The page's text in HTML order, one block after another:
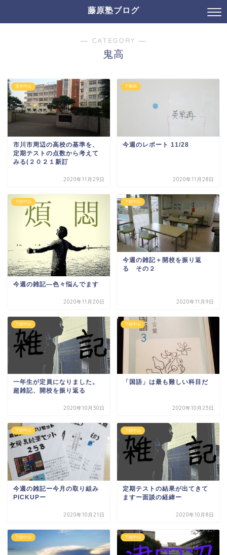
藤原塾ブログ
― CATEGORY ―
鬼高
原木中山
市川市周辺の高校の基準を、
定期テストの点数から考えて
みる(２０２１新訂
2020年11月29日
千葉県
今週のレポート 11/28
2020年11月28日
下総中山
今週の雑記—色々悩んでます
2020年11月20日
下総中山
今週の雑記＋開校を振り返
る その２
2020年11月9日
下総中山
一年生が定員になりました。
超雑記、開校を振り返る
2020年10月30日
下総中山
「国語」は最も難しい科目だ
2020年10月25日
下総中山
今週の雑記ー今月の取り組み
PICKUPー
2020年10月21日
下総中山
定期テストの結果が出てきて
ますー面談の経緯ー
2020年10月8日
下総中山 下総中山